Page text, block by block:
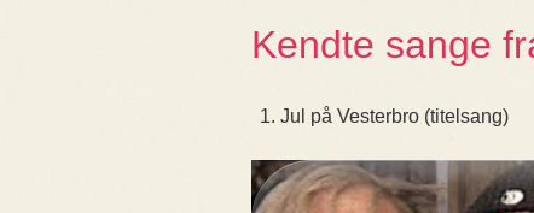
Kendte sange
Jul på Vesterbro (titelsang)